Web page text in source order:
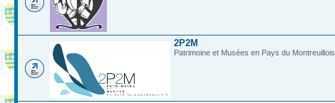
2P2M
Patrimoine et Musées en Pays du Montreuillois